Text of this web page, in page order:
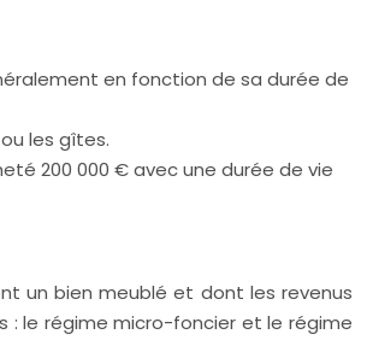
en fonction de sa durée de
les gîtes.
200 000 € avec une durée de vie
un bien meublé et dont les revenus
: le régime micro-foncier et le régime